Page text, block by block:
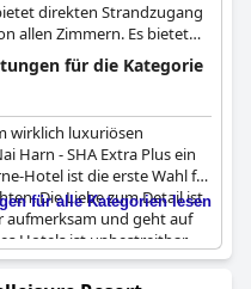
direkten Strandzugang
allen Zimmern. Es bietet
Butler-Service am Strand,
und gehobene
für die Kategorie
wirklich luxuriösen
Harn - SHA Extra Plus ein
Hotel ist die erste Wahl für
Die Liebe zum Detail ist
aufmerksam und geht auf
Hotels ist unbestreitbar,
verfügen über große
mit
für alle Kategorien lesen